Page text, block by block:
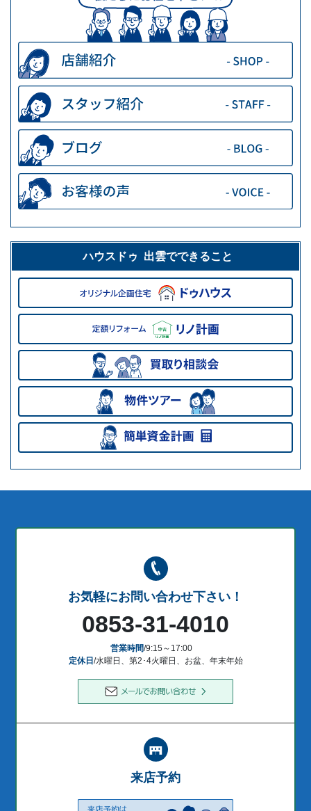
ハウスドゥ 出雲でできること
お気軽にお問い合わせ下さい！
0853-31-4010
営業時間/9:15～17:00
定休日/水曜日、第2･4火曜日、お盆、年末年始
来店予約